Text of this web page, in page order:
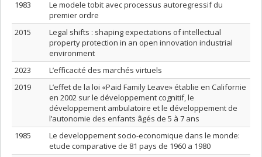
1983
Le modele tobit avec processus autoregressif du
premier ordre
2015
Legal shifts : shaping expectations of intellectual
property protection in an open innovation industrial
environment
2023
L’efficacité des marchés virtuels
2019
L’effet de la loi «Paid Family Leave» établie en Californie
en 2002 sur le développement cognitif, le
développement ambulatoire et le développement de
l’autonomie des enfants âgés de 5 à 7 ans
1985
Le developpement socio-economique dans le monde:
etude comparative de 81 pays de 1960 a 1980